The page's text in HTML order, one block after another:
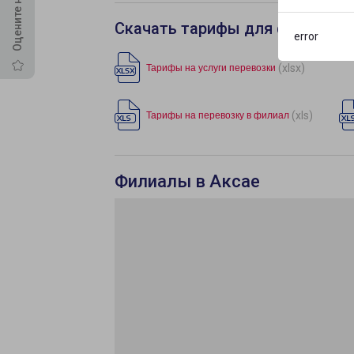
error
Скачать тарифы для филиала
Тарифы на услуги перевозки (xlsx)
Тарифы на перевозку в филиал (xls)
Филиалы в Аксае